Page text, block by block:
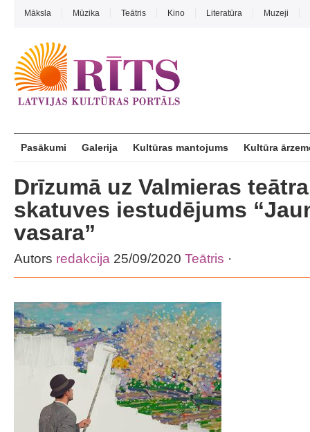
Māksla Mūzika Teātris Kino Literatūra Muzeji
Pasākumi Galerija Kultūras mantojums Kultūra
Drīzumā uz Valmieras
skatuves iestudējums
vasara”
Autors redakcija 25/09/2020 Teātris ·